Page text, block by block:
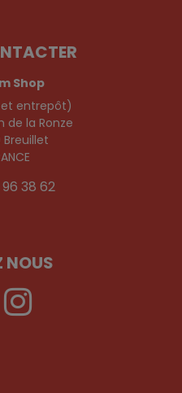
Shop
entrepôt)
de la Ronze
Breuillet
38 62
NOUS